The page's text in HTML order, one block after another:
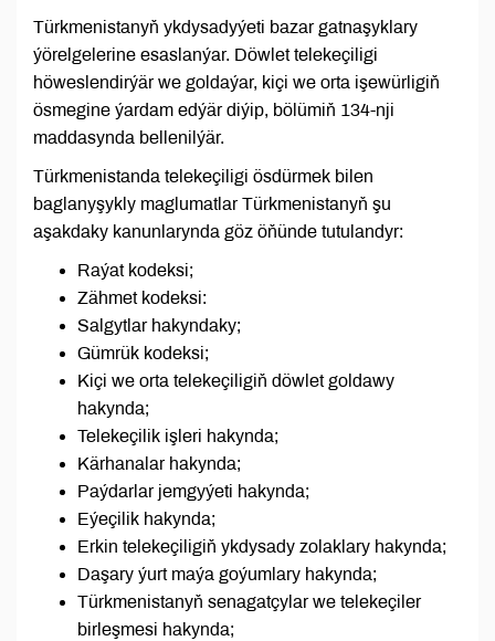
Türkmenistanyň ykdysadyýeti bazar gatnaşyklary
ýörelgelerine esaslanýar. Döwlet telekeçiligi
höweslendirýär we goldaýar, kiçi we orta işewürligiň
ösmegine ýardam edýär diýip, bölümiň 134-nji
maddasynda bellenilýär.
Türkmenistanda telekeçiligi ösdürmek bilen
baglanyşykly maglumatlar Türkmenistanyň şu
aşakdaky kanunlarynda göz öňünde tutulandyr:
Raýat kodeksi;
Zähmet kodeksi:
Salgytlar hakyndaky;
Gümrük kodeksi;
Kiçi we orta telekeçiligiň döwlet goldawy
hakynda;
Telekeçilik işleri hakynda;
Kärhanalar hakynda;
Paýdarlar jemgyýeti hakynda;
Eýeçilik hakynda;
Erkin telekeçiligiň ykdysady zolaklary hakynda;
Daşary ýurt maýa goýumlary hakynda;
Türkmenistanyň senagatçylar we telekeçiler
birleşmesi hakynda;